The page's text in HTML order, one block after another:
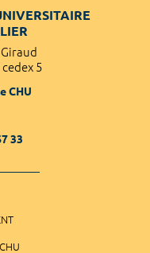
5
CHU
33